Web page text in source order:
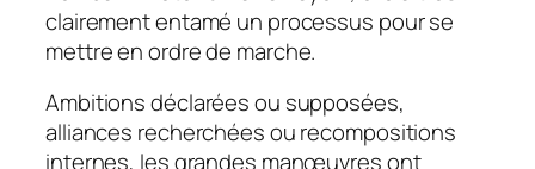
clairement entamé un processus pour se
mettre en ordre de marche.
Ambitions déclarées ou supposées,
alliances recherchées ou recompositions
internes, les grandes manœuvres ont